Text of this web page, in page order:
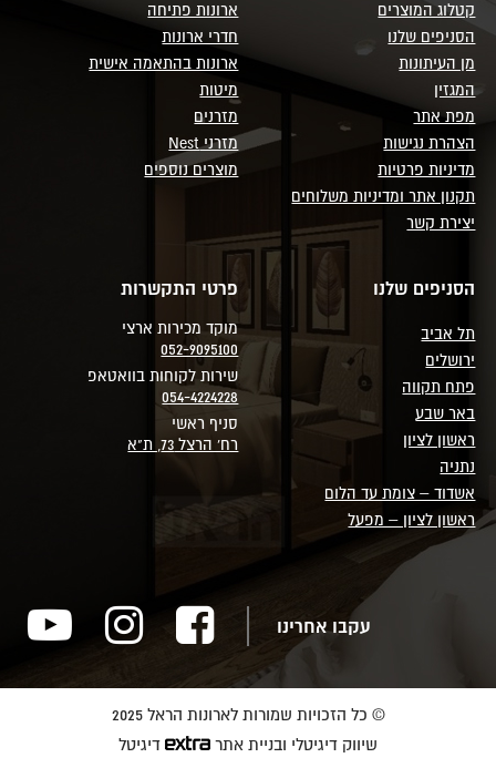
קטלוג המוצרים
הסניפים שלנו
מן העיתונות
המגזין
מפת אתר
הצהרת נגישות
מדיניות פרטיות
תקנון אתר ומדיניות משלוחים
יצירת קשר
ארונות פתיחה
חדרי ארונות
ארונות בהתאמה אישית
מיטות
מזרנים
מזרני Nest
מוצרים נוספים
הסניפים שלנו
תל אביב
ירושלים
פתח תקווה
באר שבע
ראשון לציון
נתניה
אשדוד – צומת עד הלום
ראשון לציון – מפעל
פרטי התקשרות
מוקד מכירות ארצי
052-9095100
שירות לקוחות בוואטאפ
054-4224228
סניף ראשי
רח' הרצל 73, ת"א
עקבו אחרינו
© כל הזכויות שמורות לארונות הראל 2025
שיווק דיגיטלי ובניית אתר
דיגיטל